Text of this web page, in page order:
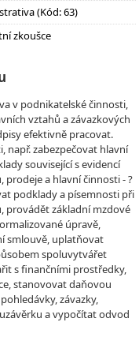
(Kód: 63)
zkoušce
v podnikatelské činnosti,
vztahů a závazkových
efektivně pracovat.
např. zabezpečovat hlavní
související s evidencí
a hlavní činnosti - ?
podklady a písemnosti při
provádět základní mzdové
úpravě,
smlouvě, uplatňovat
spoluvytvářet
s finančními prostředky,
stanovovat daňovou
závazky,
a vypočítat odvod